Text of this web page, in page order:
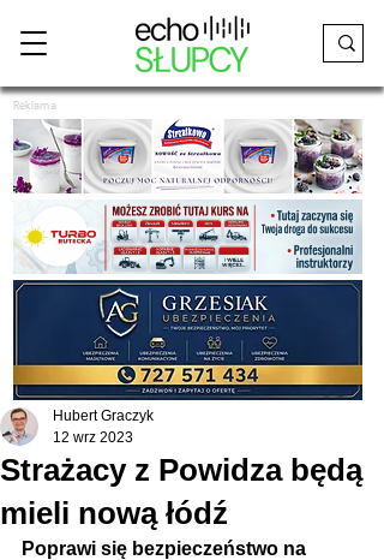
Reklama
Strażacy z Powidza będą
mieli nową łódź
Hubert Graczyk
12 wrz 2023
Poprawi się bezpieczeństwo na